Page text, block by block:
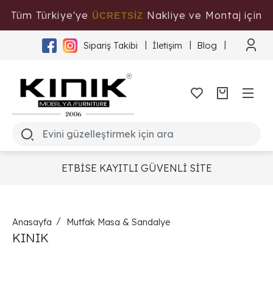
Tüm Türkiye'ye ÜCRETSİZ Nakliye ve Montaj için
Tıklayınız
Sipariş Takibi İletişim Blog
ETBİSE KAYITLI GÜVENLİ SİTE
Anasayfa Mutfak Masa & Sandalye
KINIK